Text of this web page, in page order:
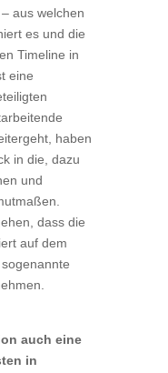
aus welchen
es und die
Timeline in
eine
haben
in die, dazu
und
dass die
auf dem
sogenannte
auch eine
in